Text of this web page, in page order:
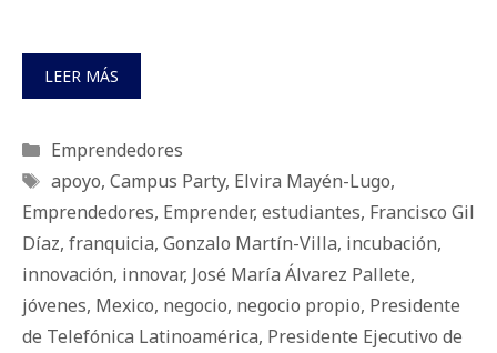
LEER MÁS
Categorías
Emprendedores
Etiquetas
apoyo, Campus Party, Elvira Mayén-Lugo,
Emprendedores, Emprender, estudiantes, Francisco Gil
Díaz, franquicia, Gonzalo Martín-Villa, incubación,
innovación, innovar, José María Álvarez Pallete,
jóvenes, Mexico, negocio, negocio propio, Presidente
de Telefónica Latinoamérica, Presidente Ejecutivo de